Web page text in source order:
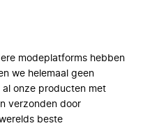
modeplatforms hebben
we helemaal geen
onze producten met
verzonden door
beste